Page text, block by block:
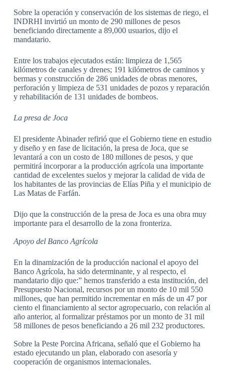
Sobre la operación y conservación de los sistemas de riego, el
INDRHI invirtió un monto de 290 millones de pesos
beneficiando directamente a 89,000 usuarios, dijo el
mandatario.
Entre los trabajos ejecutados están: limpieza de 1,565
kilómetros de canales y drenes; 191 kilómetros de caminos y
bermas y construcción de 286 unidades de obras menores,
perforación y limpieza de 531 unidades de pozos y reparación
y rehabilitación de 131 unidades de bombeos.
La presa de Joca
El presidente Abinader refirió que el Gobierno tiene en estudio
y diseño y en fase de licitación, la presa de Joca, que se
levantará a con un costo de 180 millones de pesos, y que
permitirá incorporar a la producción agrícola una importante
cantidad de excelentes suelos y mejorar la calidad de vida de
los habitantes de las provincias de Elías Piña y el municipio de
Las Matas de Farfán.
Dijo que la construcción de la presa de Joca es una obra muy
importante para el desarrollo de la zona fronteriza.
Apoyo del Banco Agrícola
En la dinamización de la producción nacional el apoyo del
Banco Agrícola, ha sido determinante, y al respecto, el
mandatario dijo que:” hemos transferido a esta institución, del
Presupuesto Nacional, recursos por un monto de 10 mil 550
millones, que han permitido incrementar en más de un 47 por
ciento el financiamiento al sector agropecuario, con relación al
año anterior, al formalizar préstamos por un monto de 31 mil
58 millones de pesos beneficiando a 26 mil 232 productores.
Sobre la Peste Porcina Africana, señaló que el Gobierno ha
estado ejecutando un plan, elaborado con asesoría y
cooperación de organismos internacionales.